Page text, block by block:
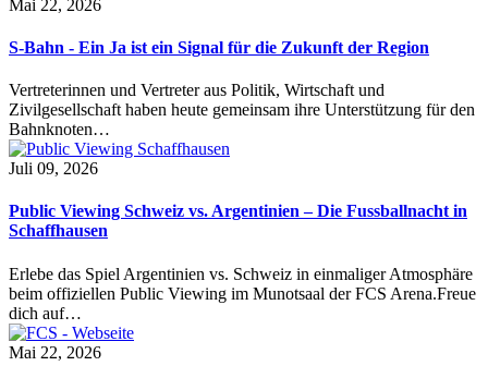
Mai 22, 2026
S-Bahn - Ein Ja ist ein Signal für die Zukunft der Region
Vertreterinnen und Vertreter aus Politik, Wirtschaft und
Zivilgesellschaft haben heute gemeinsam ihre Unterstützung für den
Bahnknoten…
Juli 09, 2026
Public Viewing Schweiz vs. Argentinien – Die Fussballnacht in
Schaffhausen
Erlebe das Spiel Argentinien vs. Schweiz in einmaliger Atmosphäre
beim offiziellen Public Viewing im Munotsaal der FCS Arena.Freue
dich auf…
Mai 22, 2026